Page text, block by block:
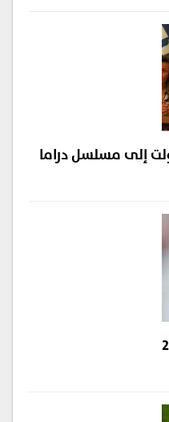
إلى مسلسل دراما